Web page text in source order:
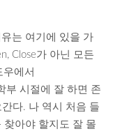
는 여기에 있을 가
Close가 아닌 모든
에서
부 시절에 잘 하면 존
다. 나 역시 처음 들
찾아야 할지도 잘 몰